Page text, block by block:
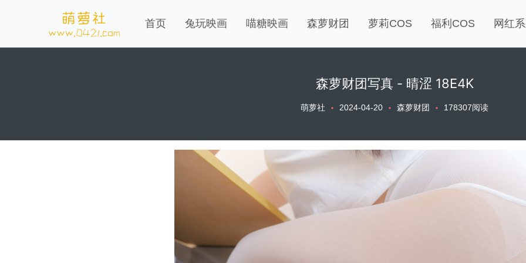
首页 兔玩映画 喵糖映画 森萝财团 萝莉COS 福利COS 网红
森萝财团写真 - 晴涩 18E4K
萌萝社 2024-04-20 森萝财团 178307阅读